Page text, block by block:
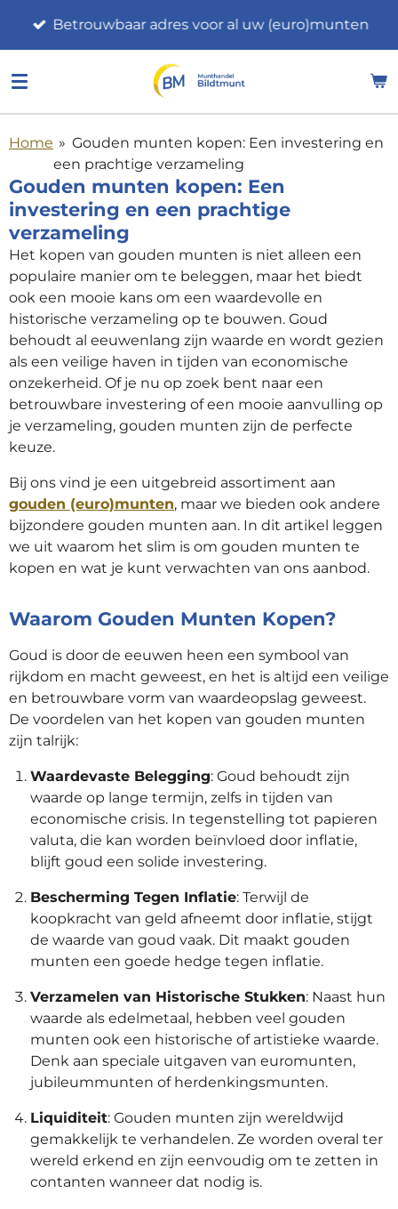
de
Betrouwbaar adres voor al uw (euro)munten
Home » Gouden munten kopen: Een investering en
een prachtige verzameling
Gouden munten kopen: Een
investering en een prachtige
verzameling
Het kopen van gouden munten is niet alleen een
populaire manier om te beleggen, maar het biedt
ook een mooie kans om een waardevolle en
historische verzameling op te bouwen. Goud
behoudt al eeuwenlang zijn waarde en wordt gezien
als een veilige haven in tijden van economische
onzekerheid. Of je nu op zoek bent naar een
betrouwbare investering of een mooie aanvulling op
je verzameling, gouden munten zijn de perfecte
keuze.
Bij ons vind je een uitgebreid assortiment aan
gouden (euro)munten, maar we bieden ook andere
bijzondere gouden munten aan. In dit artikel leggen
we uit waarom het slim is om gouden munten te
kopen en wat je kunt verwachten van ons aanbod.
Waarom Gouden Munten Kopen?
Goud is door de eeuwen heen een symbool van
rijkdom en macht geweest, en het is altijd een veilige
en betrouwbare vorm van waardeopslag geweest.
De voordelen van het kopen van gouden munten
zijn talrijk:
Waardevaste Belegging: Goud behoudt zijn
waarde op lange termijn, zelfs in tijden van
economische crisis. In tegenstelling tot papieren
valuta, die kan worden beïnvloed door inflatie,
blijft goud een solide investering.
Bescherming Tegen Inflatie: Terwijl de
koopkracht van geld afneemt door inflatie, stijgt
de waarde van goud vaak. Dit maakt gouden
munten een goede hedge tegen inflatie.
Verzamelen van Historische Stukken: Naast hun
waarde als edelmetaal, hebben veel gouden
munten ook een historische of artistieke waarde.
Denk aan speciale uitgaven van euromunten,
jubileummunten of herdenkingsmunten.
Liquiditeit: Gouden munten zijn wereldwijd
gemakkelijk te verhandelen. Ze worden overal ter
wereld erkend en zijn eenvoudig om te zetten in
contanten wanneer dat nodig is.